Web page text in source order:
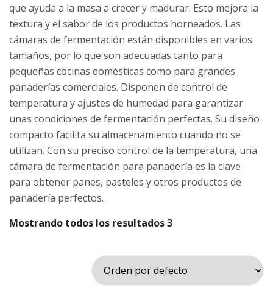
que ayuda a la masa a crecer y madurar. Esto mejora la
textura y el sabor de los productos horneados. Las
cámaras de fermentación están disponibles en varios
tamaños, por lo que son adecuadas tanto para
pequeñas cocinas domésticas como para grandes
panaderías comerciales. Disponen de control de
temperatura y ajustes de humedad para garantizar
unas condiciones de fermentación perfectas. Su diseño
compacto facilita su almacenamiento cuando no se
utilizan. Con su preciso control de la temperatura, una
cámara de fermentación para panadería es la clave
para obtener panes, pasteles y otros productos de
panadería perfectos.
Mostrando todos los resultados 3